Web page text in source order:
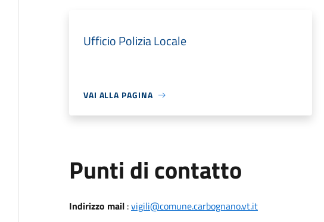
Ufficio Polizia Locale
VAI ALLA PAGINA
Punti di contatto
Indirizzo mail:vigili@comune.carbognano.vt.it